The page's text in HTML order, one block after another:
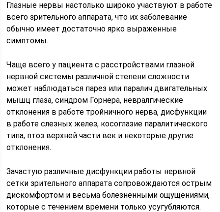
Глазные нервы настолько широко участвуют в работе
всего зрительного аппарата, что их заболевание
обычно имеет достаточно ярко выраженные
симптомы.
Чаще всего у пациента с расстройствами глазной
нервной системы различной степени сложности
может наблюдаться парез или паралич двигательных
мышц глаза, синдром Горнера, невралгические
отклонения в работе тройничного нерва, дисфункции
в работе слезных желез, косоглазие паралитического
типа, птоз верхней части век и некоторые другие
отклонения.
Зачастую различные дисфункции работы нервной
сетки зрительного аппарата сопровождаются острым
дискомфортом и весьма болезненными ощущениями,
которые с течением времени только усугубляются.